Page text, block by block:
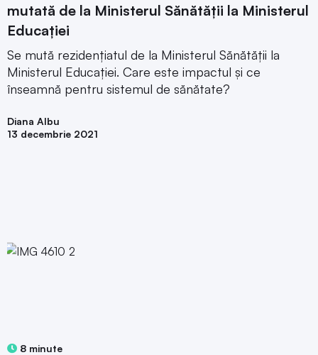
mutată de la Ministerul Sănătății la Ministerul
Educației
Se mută rezidențiatul de la Ministerul Sănătății la
Ministerul Educației. Care este impactul și ce
înseamnă pentru sistemul de sănătate?
Diana Albu
13 decembrie 2021
8 minute